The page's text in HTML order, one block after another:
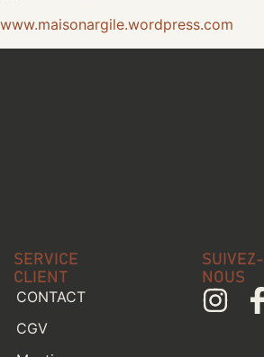
www.maisonargile.wordpress.com
SERVICE
CLIENT
CONTACT
CGV
SUIVEZ-
NOUS